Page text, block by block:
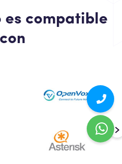
es compatible
con